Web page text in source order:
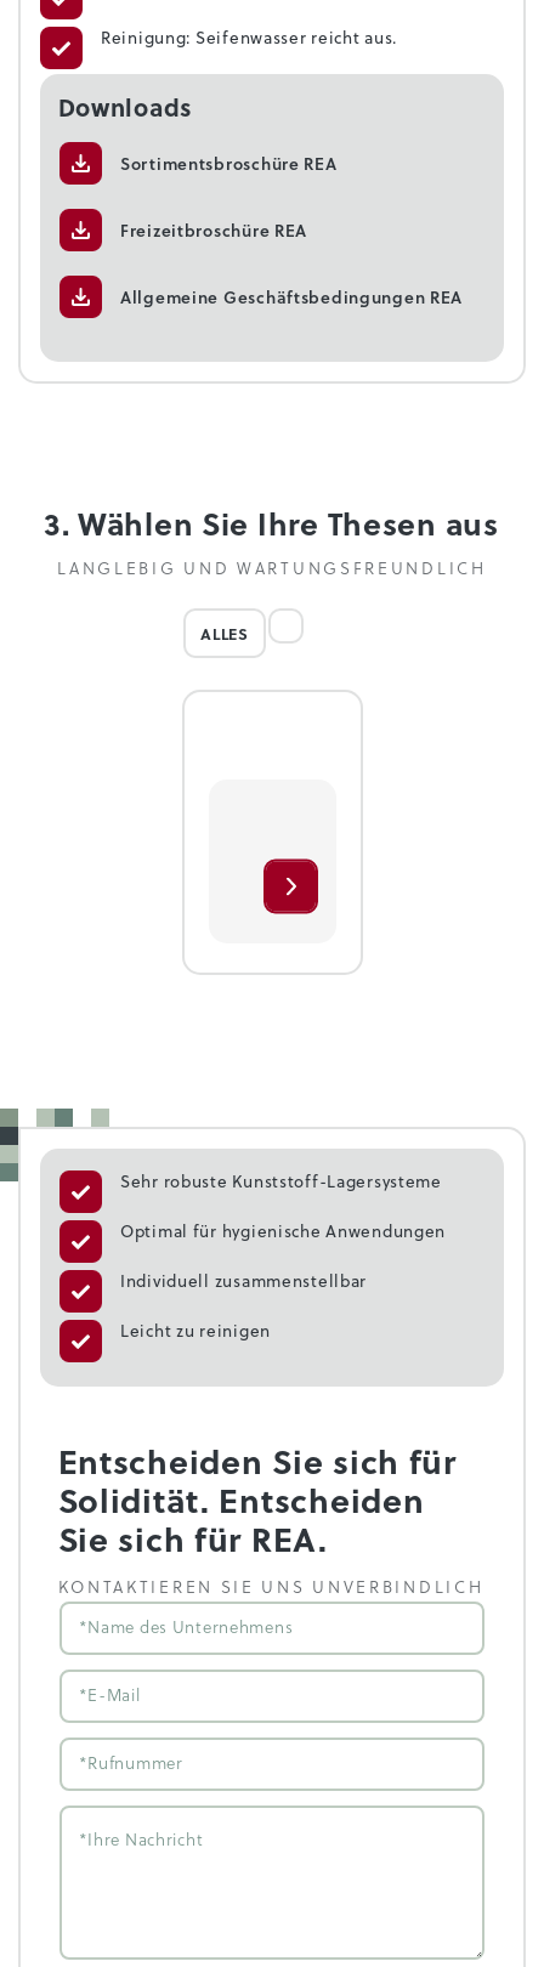
Reinigung: Seifenwasser reicht aus.
Downloads
Sortimentsbroschüre REA
Freizeitbroschüre REA
Allgemeine Geschäftsbedingungen REA
3. Wählen Sie Ihre Thesen aus
LANGLEBIG UND WARTUNGSFREUNDLICH
ALLES
Entscheiden Sie sich für
Solidität. Entscheiden
Sie sich für REA.
KONTAKTIEREN SIE UNS UNVERBINDLICH
Sehr robuste Kunststoff-Lagersysteme
Optimal für hygienische Anwendungen
Individuell zusammenstellbar
Leicht zu reinigen